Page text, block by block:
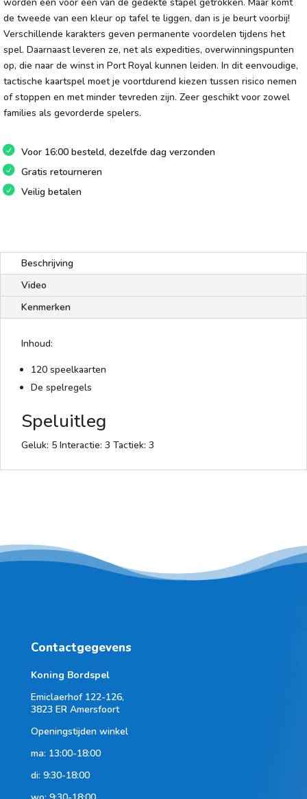
de tweede van een kleur op tafel te liggen, dan is je beurt voorbij!
Verschillende karakters geven permanente voordelen tijdens het
spel. Daarnaast leveren ze, net als expedities, overwinningspunten
op, die naar de winst in Port Royal kunnen leiden. In dit eenvoudige,
tactische kaartspel moet je voortdurend kiezen tussen risico nemen
of stoppen en met minder tevreden zijn. Zeer geschikt voor zowel
families als gevorderde spelers.
Voor 16:00 besteld, dezelfde dag verzonden
Gratis retourneren
Veilig betalen
Beschrijving
Video
Kenmerken
Inhoud:
120 speelkaarten
De spelregels
Speluitleg
Geluk: 5 Interactie: 3 Tactiek: 3
Contactgegevens
Koning Bordspel
Emiclaerhof 122-126,
3823 ER Amersfoort
Openingstijden winkel
ma: 13:00-18:00
di: 9:30-18:00